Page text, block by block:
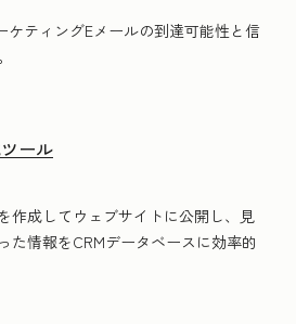
ケティングE‍メールの到達可能性と信
ール
作成してウェブサイトに公開し、見
た情報をCRMデータベースに効率的